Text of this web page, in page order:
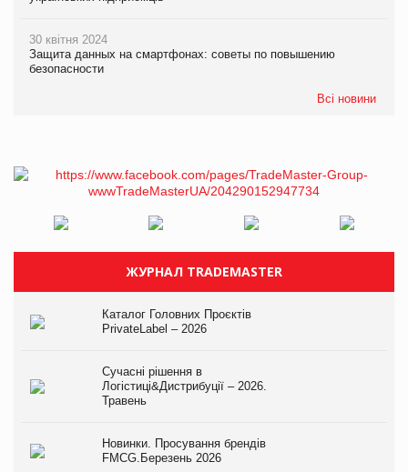
30 квітня 2024
Защита данных на смартфонах: советы по повышению
безопасности
Всі новини
ЖУРНАЛ TRADEMASTER
Каталог Головних Проєктів
PrivateLabel – 2026
Сучасні рішення в
Логістиці&Дистрибуції – 2026.
Травень
Новинки. Просування брендів
FMCG.Березень 2026